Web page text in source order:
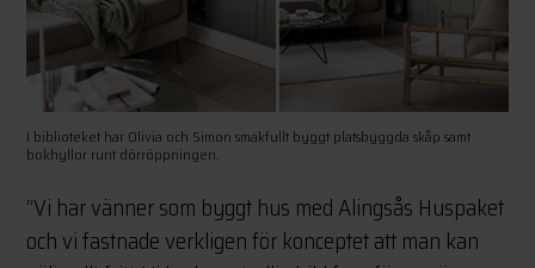
I biblioteket har Olivia och Simon smakfullt byggt platsbyggda skåp samt
bokhyllor runt dörröppningen.
“Vi har vänner som byggt hus med Alingsås Huspaket
och vi fastnade verkligen för konceptet att man kan